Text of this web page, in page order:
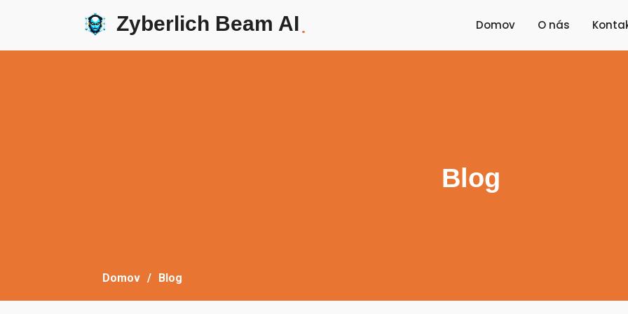
Zyberlich Beam AI. Domov O nás
Blog
Domov Blog